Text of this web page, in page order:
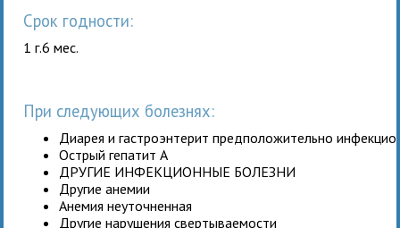
Срок годности:
1 г.6 мес.
При следующих болезнях:
Диарея и гастроэнтерит предположительно
Острый гепатит A
ДРУГИЕ ИНФЕКЦИОННЫЕ БОЛЕЗНИ
Другие анемии
Анемия неуточненная
Другие нарушения свертываемости